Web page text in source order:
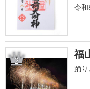
令
2 福
踊